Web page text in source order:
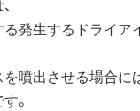
発生するドライア
噴出させる場合に
。